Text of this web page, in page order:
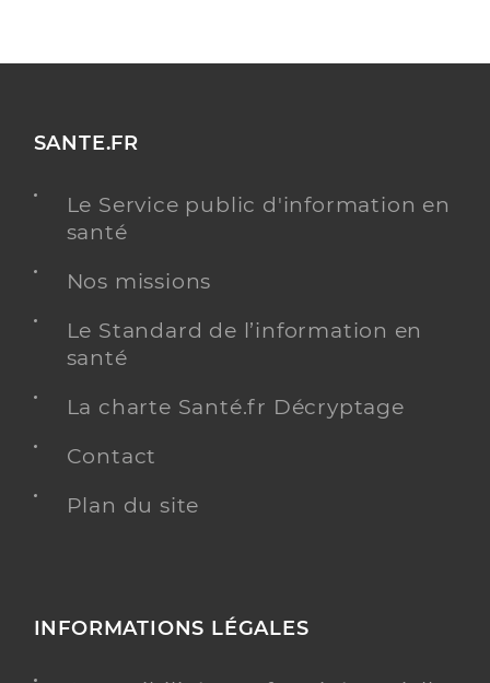
SANTE.FR
Le Service public d'information en
santé
Nos missions
Le Standard de l’information en
santé
La charte Santé.fr Décryptage
Contact
Plan du site
INFORMATIONS LÉGALES